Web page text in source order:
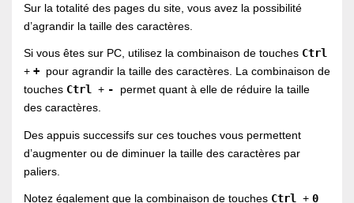
Sur la totalité des pages du site, vous avez la possibilité
d’agrandir la taille des caractères.
Si vous êtes sur PC, utilisez la combinaison de touches Ctrl
+ + pour agrandir la taille des caractères. La combinaison de
touches Ctrl + - permet quant à elle de réduire la taille
des caractères.
Des appuis successifs sur ces touches vous permettent
d’augmenter ou de diminuer la taille des caractères par
paliers.
Notez également que la combinaison de touches Ctrl + 0